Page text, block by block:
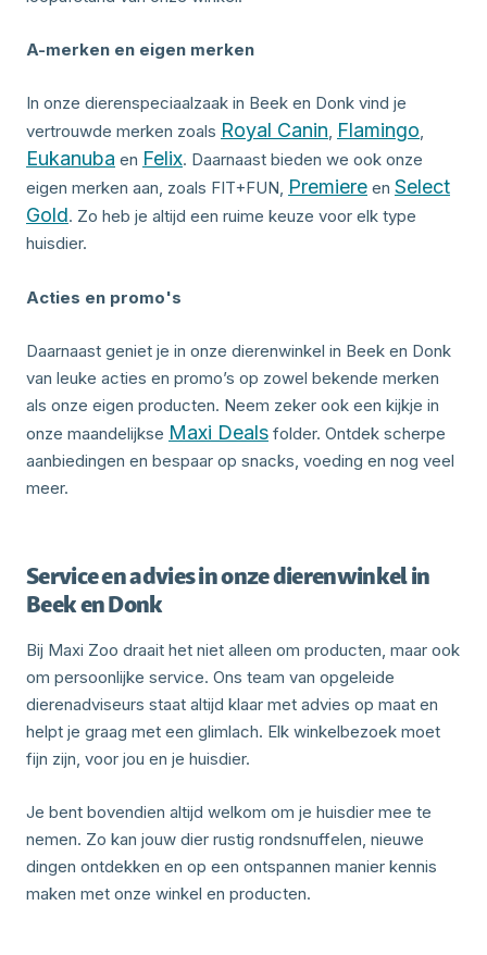
A-merken en eigen merken
In onze dierenspeciaalzaak in Beek en Donk vind je
vertrouwde merken zoals Royal Canin, Flamingo,
Eukanuba en Felix. Daarnaast bieden we ook onze
eigen merken aan, zoals FIT+FUN, Premiere en Select
Gold. Zo heb je altijd een ruime keuze voor elk type
huisdier.
Acties en promo's
Daarnaast geniet je in onze dierenwinkel in Beek en Donk
van leuke acties en promo’s op zowel bekende merken
als onze eigen producten. Neem zeker ook een kijkje in
onze maandelijkse Maxi Deals folder. Ontdek scherpe
aanbiedingen en bespaar op snacks, voeding en nog veel
meer.
Service en advies in onze dierenwinkel in
Beek en Donk
Bij Maxi Zoo draait het niet alleen om producten, maar ook
om persoonlijke service. Ons team van opgeleide
dierenadviseurs staat altijd klaar met advies op maat en
helpt je graag met een glimlach. Elk winkelbezoek moet
fijn zijn, voor jou en je huisdier.
Je bent bovendien altijd welkom om je huisdier mee te
nemen. Zo kan jouw dier rustig rondsnuffelen, nieuwe
dingen ontdekken en op een ontspannen manier kennis
maken met onze winkel en producten.